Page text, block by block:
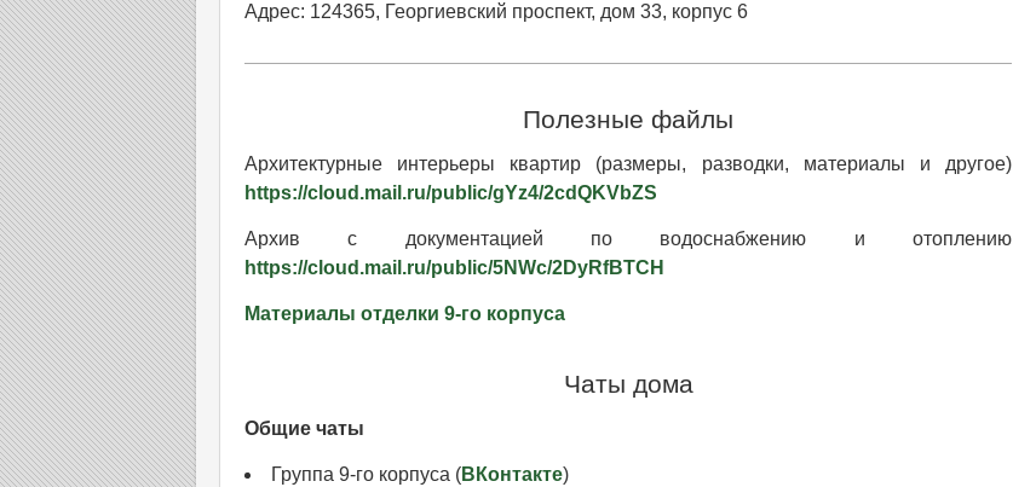
Адрес: 124365, Георгиевский проспект, дом 33, корпус 6
Полезные файлы
Архитектурные интерьеры квартир (размеры, разводки, материалы и другое)
https://cloud.mail.ru/public/gYz4/2cdQKVbZS
Архив с документацией по водоснабжению и отоплению
https://cloud.mail.ru/public/5NWc/2DyRfBTCH
Материалы отделки 9-го корпуса
Чаты дома
Общие чаты
Группа 9-го корпуса (ВКонтакте)